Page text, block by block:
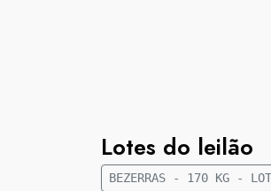
Lotes do leilão